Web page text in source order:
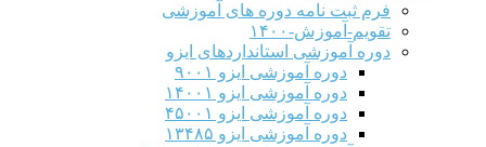
فرم ثبت نامه دوره های آموزشی
تقویم-آموزش-۱۴۰۰
دوره آموزشی استانداردهای ایزو
دوره آموزشی ایزو ۹۰۰۱
دوره آموزشی ایزو ۱۴۰۰۱
دوره آموزشی ایزو ۴۵۰۰۱
دوره آموزشی ایزو ۱۳۴۸۵